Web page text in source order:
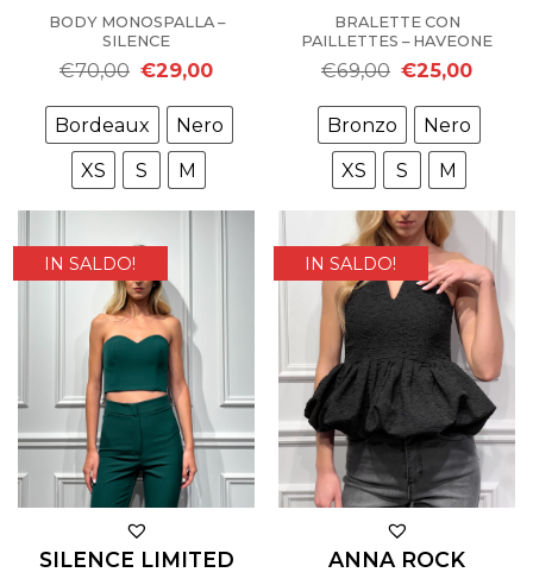
BODY MONOSPALLA –
SILENCE
€70,00 Il
prezzo
era:
€70,00.
€29,00Il
prezzo
è:
€29,00.
Bordeaux
Nero
XS
S M
BRALETTE CON
PAILLETTES – HAVEONE
€69,00 Il
prezzo
era:
€69,00.
€25,00Il
prezzo
è:
Bronzo
Nero
XS
S M
IN SALDO!
SILENCE LIMITED
IN SALDO!
ANNA ROCK